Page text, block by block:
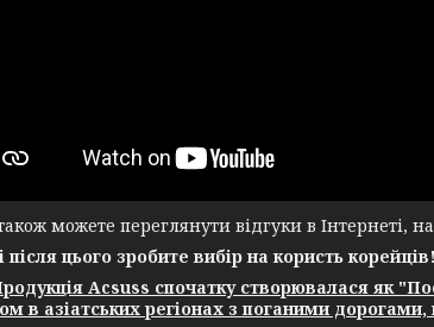
можете переглянути відгуки в Інтернеті,
після цього зробите вибір на користь корейців!
Acsuss спочатку створювалася як
в азіатських регіонах з поганими дорогами,